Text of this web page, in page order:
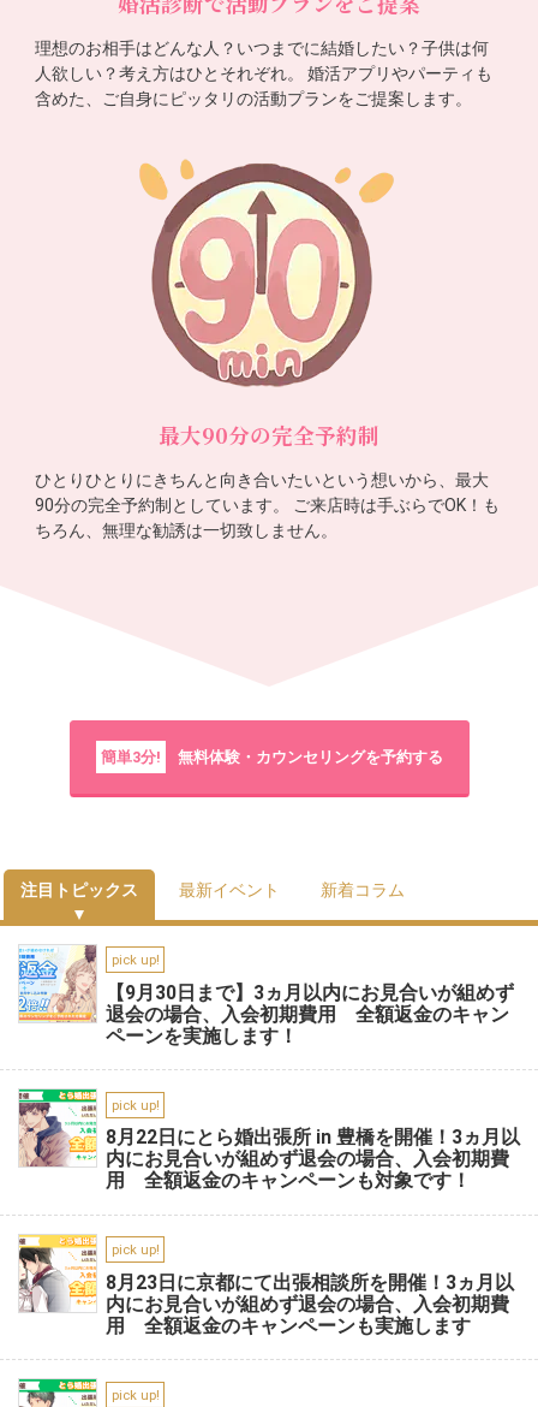
理想のお相手はどんな人？いつまでに結婚したい？子供は何
人欲しい？考え方はひとそれぞれ。 婚活アプリやパーティも
含めた、ご自身にピッタリの活動プランをご提案します。
最大90分の完全予約制
ひとりひとりにきちんと向き合いたいという想いから、最大
90分の完全予約制としています。 ご来店時は手ぶらでOK！も
ちろん、無理な勧誘は一切致しません。
簡単3分! 無料体験・カウンセリングを予約する
注目トピックス 最新イベント 新着コラム
pick up!
【9月30日まで】3ヵ月以内にお見合いが組めず
退会の場合、入会初期費用 全額返金のキャン
ペーンを実施します！
pick up!
8月22日にとら婚出張所 in 豊橋を開催！3ヵ月以
内にお見合いが組めず退会の場合、入会初期費
用 全額返金のキャンペーンも対象です！
pick up!
8月23日に京都にて出張相談所を開催！3ヵ月以
内にお見合いが組めず退会の場合、入会初期費
用 全額返金のキャンペーンも実施します
pick up!